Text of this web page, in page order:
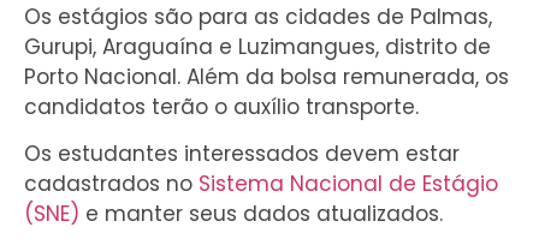
Os estágios são para as cidades de Palmas,
Gurupi, Araguaína e Luzimangues, distrito de
Porto Nacional. Além da bolsa remunerada, os
candidatos terão o auxílio transporte.
Os estudantes interessados devem estar
cadastrados no Sistema Nacional de Estágio
(SNE) e manter seus dados atualizados.